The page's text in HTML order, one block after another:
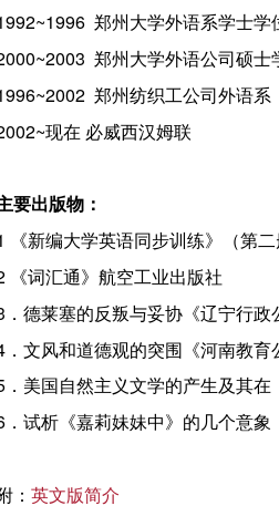
郑州大学外语系学士学
郑州大学外语公司硕士
郑州纺织工公司外语系
现在 必威西汉姆联
要出版物：
《新编大学英语同步训练》（第
《词汇通》航空工业出版社
．德莱塞的反叛与妥协《辽宁行政
．文风和道德观的突围《河南教育
．美国自然主义文学的产生及其
．试析《嘉莉妹妹中》的几个意象
： 英文版简介